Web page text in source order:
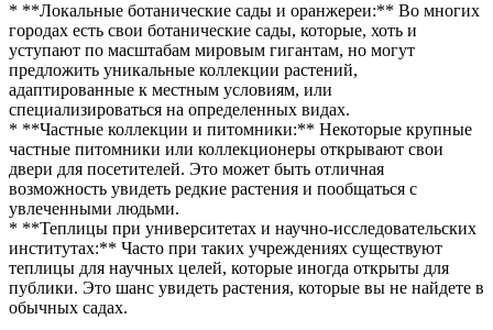
* **Локальные ботанические сады и оранжереи:** Во многих
городах есть свои ботанические сады, которые, хоть и
уступают по масштабам мировым гигантам, но могут
предложить уникальные коллекции растений,
адаптированные к местным условиям, или
специализироваться на определенных видах.
* **Частные коллекции и питомники:** Некоторые крупные
частные питомники или коллекционеры открывают свои
двери для посетителей. Это может быть отличная
возможность увидеть редкие растения и пообщаться с
увлеченными людьми.
* **Теплицы при университетах и научно-исследовательских
институтах:** Часто при таких учреждениях существуют
теплицы для научных целей, которые иногда открыты для
публики. Это шанс увидеть растения, которые вы не найдете в
обычных садах.